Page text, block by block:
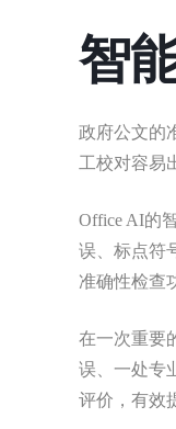
智
政府公文的
工校对容易
Office AI的
误、标点符
准确性检查
在一次重要
误、一处专
评价，有效